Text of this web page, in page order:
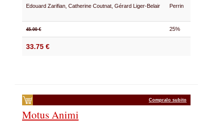
Edouard Zarifian, Catherine Coutnat, Gérard Liger-Belair Perrin
45.00 € 25%
33.75 €
Compralo subito
Motus Animi